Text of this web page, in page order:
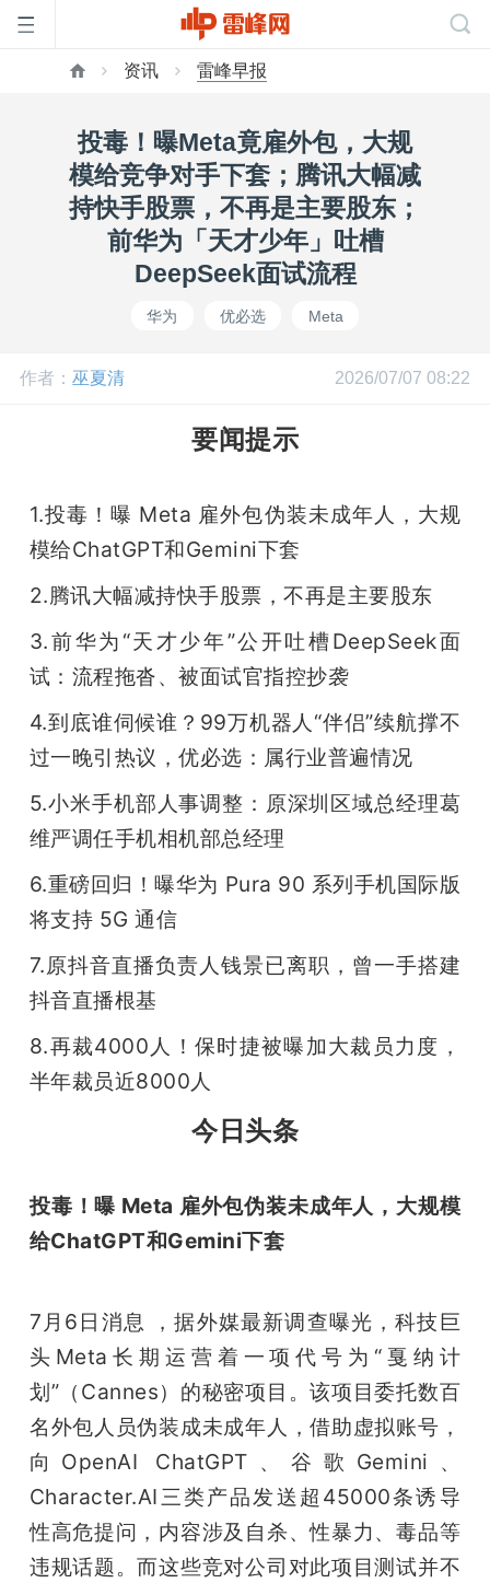
页
课
动
中
心
GAIR
专
爱
机
资讯 雷峰早报
投毒！曝Meta竟雇外包，大规
模给竞争对手下套；腾讯大幅减
持快手股票，不再是主要股东；
前华为「天才少年」吐槽
DeepSeek面试流程
华为 优必选 Meta
作者： 巫夏清 2026/07/07 08:22
要闻提示
1.投毒！曝 Meta 雇外包伪装未成年人，大规
模给ChatGPT和Gemini下套
2.腾讯大幅减持快手股票，不再是主要股东
3.前华为“天才少年”公开吐槽DeepSeek面
试：流程拖沓、被面试官指控抄袭
4.到底谁伺候谁？99万机器人“伴侣”续航撑不
过一晚引热议，优必选：属行业普遍情况
5.小米手机部人事调整：原深圳区域总经理葛
维严调任手机相机部总经理
6.重磅回归！曝华为 Pura 90 系列手机国际版
将支持 5G 通信
7.原抖音直播负责人钱景已离职，曾一手搭建
抖音直播根基
8.再裁4000人！保时捷被曝加大裁员力度，
半年裁员近8000人
今日头条
投毒！曝 Meta 雇外包伪装未成年人，大规模
给ChatGPT和Gemini下套
7月6日消息 ，据外媒最新调查曝光，科技巨
头Meta长期运营着一项代号为“戛纳计
划”（Cannes）的秘密项目。该项目委托数百
名外包人员伪装成未成年人，借助虚拟账号，
向OpenAI ChatGPT、谷歌Gemini、
Character.AI三类产品发送超45000条诱导
性高危提问，内容涉及自杀、性暴力、毒品等
违规话题。而这些竞对公司对此项目测试并不